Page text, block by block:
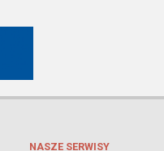
NASZE SERWISY